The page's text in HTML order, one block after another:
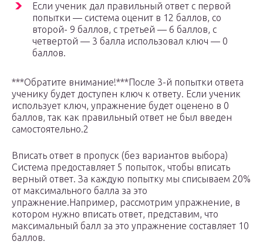
Если ученик дал правильный ответ с первой
попытки — система оценит в 12 баллов, со
второй- 9 баллов, с третьей — 6 баллов, с
четвертой — 3 балла использовал ключ — 0
баллов.
***Обратите внимание!***После 3-й попытки ответа
ученику будет доступен ключ к ответу. Если ученик
использует ключ, упражнение будет оценено в 0
баллов, так как правильный ответ не был введен
самостоятельно.2
Вписать ответ в пропуск (без вариантов выбора)
Система предоставляет 5 попыток, чтобы вписать
верный ответ. За каждую попытку мы списываем 20%
от максимального балла за это
упражнение.Например, рассмотрим упражнение, в
котором нужно вписать ответ, представим, что
максимальный балл за это упражнение составляет 10
баллов.